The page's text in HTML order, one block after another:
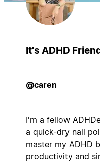
It's ADHD
@caren
I'm a fellow
a quick-dry nail
master my ADHD
productivity and